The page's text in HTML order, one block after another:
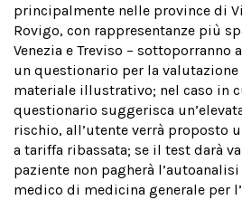
principalmente nelle province di
Rovigo, con rappresentanze più
Venezia e Treviso – sottoporranno
un questionario per la
materiale illustrativo; nel caso in
questionario suggerisca
rischio, all’utente verrà proposto
a tariffa ribassata; se il test darà
paziente non pagherà
medico di medicina generale per